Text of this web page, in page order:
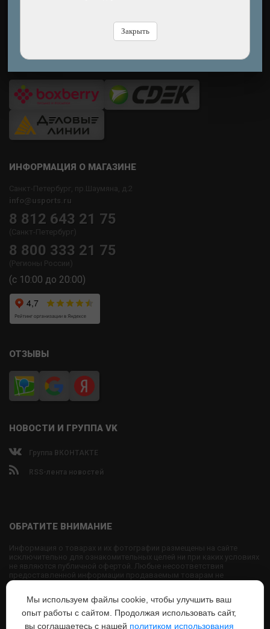
Закрыть
ЧЕМ ДОСТАВЯТ?
ИНФОРМАЦИЯ О МАГАЗИНЕ
Санкт-Петербург, пр.Шаумяна, д.2
info@usports.ru
8 812 643 21 75
(Санкт-Петербург)
8 800 333 21 75
(Регионы России)
(с 10:00 до 20:00)
ОТЗЫВЫ
НОВОСТИ И ГРУППА VK
Группа ВКОНТАКТЕ
RSS-лента новостей
ОБРАТИТЕ ВНИМАНИЕ
Информация о товарах и их фотографии размещены на сайте
исключительно для ознакомительных целей ни при каких условиях
не являются публичной офертой. Любые несоответствия
предоставленной информации продаваемым товарам не
являются основанием для претензий, так как внешний вид и
свое усмотрение.
Использование текстовых или графических материалов с сайта
запрещено без согласования с администрацией USPORTS
Мы используем файлы cookie, чтобы улучшить ваш
опыт работы с сайтом. Продолжая использовать сайт,
вы соглашаетесь с нашей политиком использования